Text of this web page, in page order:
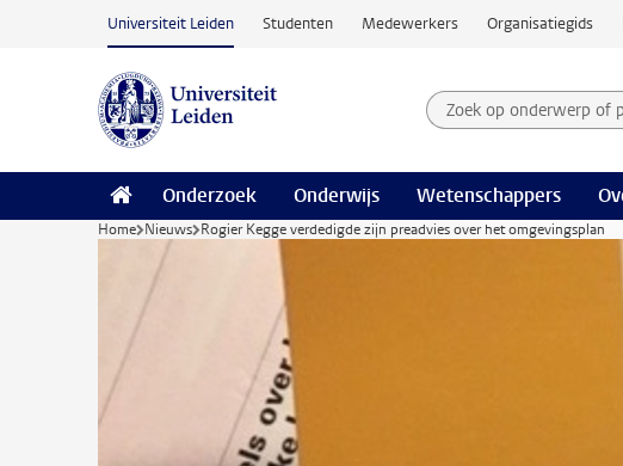
Ga naar hoofdinhoud
Universiteit Leiden Studenten Medewerkers Organisatiegids
Zoek op
Zoekterm
Onderzoek Onderwijs Wetenschappers
Home Nieuws Rogier Kegge verdedigde zijn preadvies over het omgevingsplan